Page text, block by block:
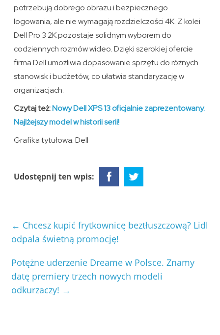
potrzebują dobrego obrazu i bezpiecznego
logowania, ale nie wymagają rozdzielczości 4K. Z kolei
Dell Pro 3 2K pozostaje solidnym wyborem do
codziennych rozmów wideo. Dzięki szerokiej ofercie
firma Dell umożliwia dopasowanie sprzętu do różnych
stanowisk i budżetów, co ułatwia standaryzację w
organizacjach.
Czytaj też:Nowy Dell XPS 13 oficjalnie zaprezentowany.
Najlżejszy model w historii serii!
Grafika tytułowa: Dell
Udostępnij ten wpis:
← Chcesz kupić frytkownicę beztłuszczową? Lidl
odpala świetną promocję!
Potężne uderzenie Dreame w Polsce. Znamy
datę premiery trzech nowych modeli
odkurzaczy! →